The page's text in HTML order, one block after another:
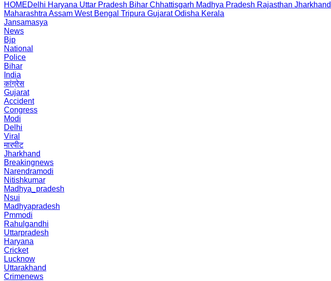
HOMEDelhi Haryana Uttar Pradesh Bihar Chhattisgarh Madhya Pradesh Rajasthan Jharkhand
Maharashtra Assam West Bengal Tripura Gujarat Odisha Kerala
Jansamasya
News
Bjp
National
Police
Bihar
India
कांग्रेस
Gujarat
Accident
Congress
Modi
Delhi
Viral
मारपीट
Jharkhand
Breakingnews
Narendramodi
Nitishkumar
Madhya_pradesh
Nsui
Madhyapradesh
Pmmodi
Rahulgandhi
Uttarpradesh
Haryana
Cricket
Lucknow
Uttarakhand
Crimenews